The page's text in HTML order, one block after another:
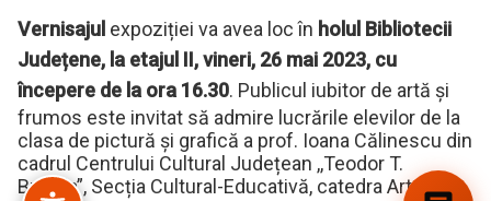
Vernisajul expoziției va avea loc în holul Bibliotecii
Județene, la etajul II, vineri, 26 mai 2023, cu
începere de la ora 16.30. Publicul iubitor de artă și
frumos este invitat să admire lucrările elevilor de la
clasa de pictură și grafică a prof. Ioana Călinescu din
cadrul Centrului Cultural Județean ,,Teodor T.
Burada”, Secția Cultural-Educativă, catedra Arte